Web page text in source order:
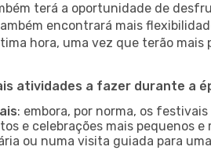
terá a oportunidade de
encontrará mais
hora, uma vez que terão
atividades a fazer durante a
: embora, por norma, os
e celebrações mais pequenos
ou numa visita guiada para